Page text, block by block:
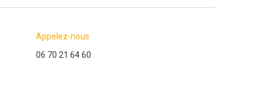
Appelez-nous
06 70 21 64 60